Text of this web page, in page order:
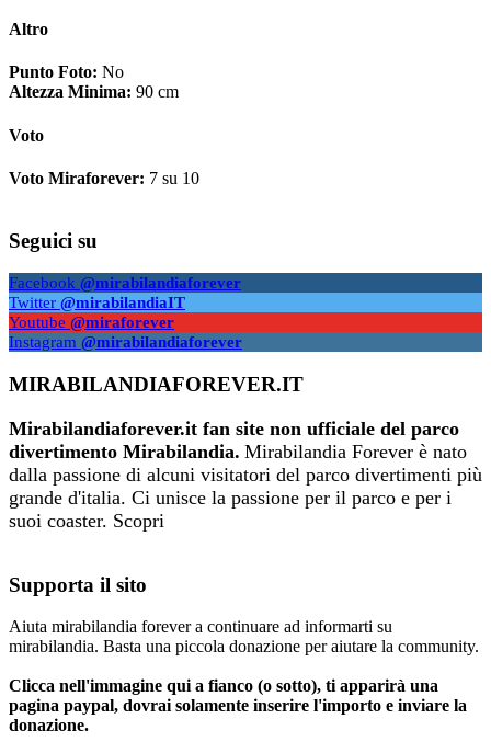
Altro
Punto Foto: No
Altezza Minima: 90 cm
Voto
Voto Miraforever: 7 su 10
Seguici su
Facebook @mirabilandiaforever
Twitter @mirabilandiaIT
Youtube @miraforever
Instagram @mirabilandiaforever
MIRABILANDIAFOREVER.IT
Mirabilandiaforever.it fan site non ufficiale del parco
divertimento Mirabilandia. Mirabilandia Forever è nato
dalla passione di alcuni visitatori del parco divertimenti più
grande d'italia. Ci unisce la passione per il parco e per i
suoi coaster. Scopri
Supporta il sito
Aiuta mirabilandia forever a continuare ad informarti su
mirabilandia. Basta una piccola donazione per aiutare la community.
Clicca nell'immagine qui a fianco (o sotto), ti apparirà una
pagina paypal, dovrai solamente inserire l'importo e inviare la
donazione.